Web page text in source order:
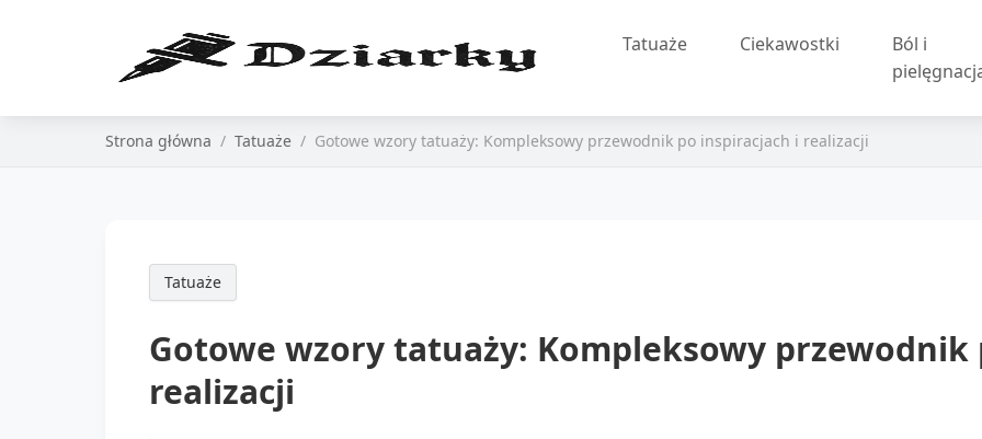
Tatuaże Ciekawostki
Ból i
Strona główna Tatuaże Gotowe wzory tatuaży: Kompleksowy przewodnik po inspiracjach i realizacji
Tatuaże
Gotowe wzory tatuaży: Kompleksowy przewodnik
realizacji